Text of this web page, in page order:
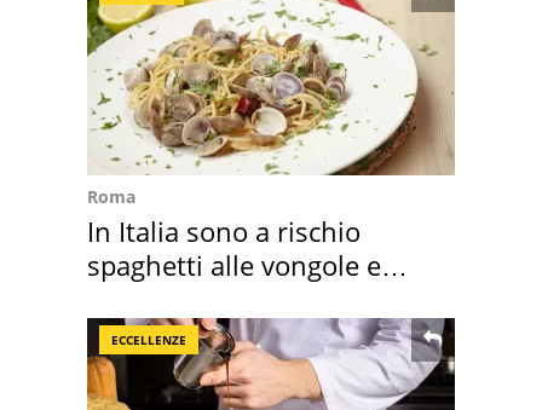
Roma
In Italia sono a rischio
spaghetti alle vongole e
ECCELLENZE